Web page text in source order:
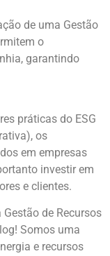
de uma Gestão
o
garantindo
práticas do ESG
os
em empresas
investir em
e clientes.
de Recursos
Somos uma
e recursos